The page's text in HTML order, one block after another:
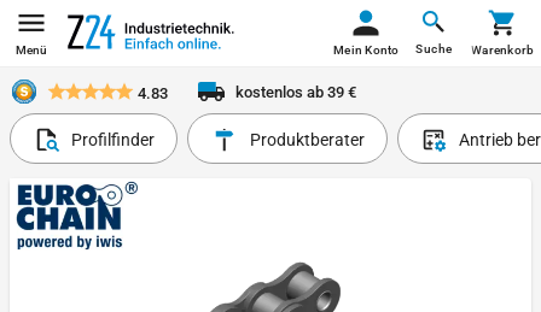
Menü Suche
Mein Konto Warenkorb
4.83 kostenlos ab 39 €
Profilfinder Produktberater Antrieb